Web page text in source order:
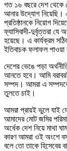
গত ১৬ বছরে দেশ থেকে
আনার উদ্যোগ নিয়েছি।
প্রতিষ্ঠানকে নিয়োগ
ফ্যাসিবাদী-দুর্বৃত্তরা
হয়েছে। এ কার্যক্রম
ইতিবাচক ফলাফল পাওয়া
দেশের ভেঙে পড়া
আনতে হবে। আমি
সম্পদ। আমরা এ সম্পদকে
তুলতে চাই।
আমরা প্রায়ই ভুলে যাই
আমাদের মোট জমির
অর্ধেক দেশ নিয়ে মাথা
কারণ আমরা ওই অংশে
বলে তো তাকে হিসেবের